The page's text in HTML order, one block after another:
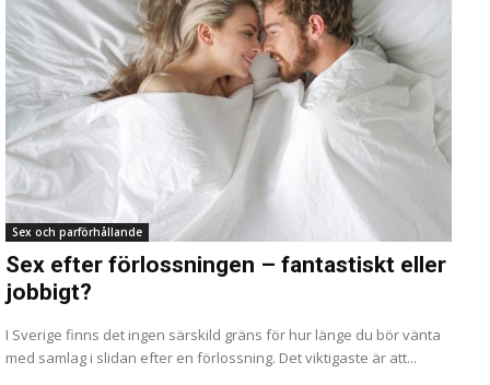
Sex och parförhållande
Sex efter förlossningen – fantastiskt eller
jobbigt?
I Sverige finns det ingen särskild gräns för hur länge du bör vänta
med samlag i slidan efter en förlossning. Det viktigaste är att...